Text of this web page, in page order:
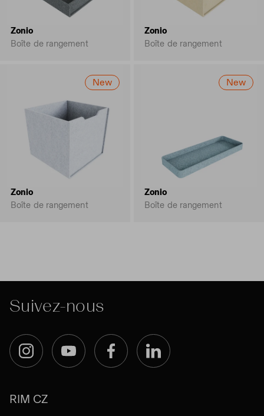
Zonio
Boîte de rangement
Zonio
Boîte de rangement
New
Zonio
Boîte de rangement
New
Zonio
Boîte de rangement
Suivez-nous
InstagramYouTube FacebookLinkedIn
RIM CZ